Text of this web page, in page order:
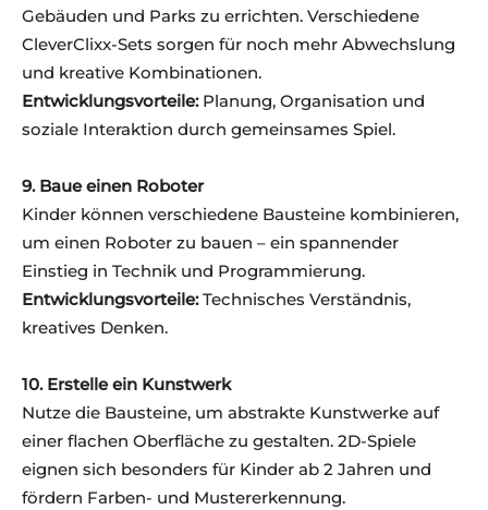
Gebäuden und Parks zu errichten. Verschiedene
CleverClixx-Sets sorgen für noch mehr Abwechslung
und kreative Kombinationen.
Entwicklungsvorteile:Planung, Organisation und
soziale Interaktion durch gemeinsames Spiel.
9. Baue einen Roboter
Kinder können verschiedene Bausteine kombinieren,
um einen Roboter zu bauen – ein spannender
Einstieg in Technik und Programmierung.
Entwicklungsvorteile:Technisches Verständnis,
kreatives Denken.
10. Erstelle ein Kunstwerk
Nutze die Bausteine, um abstrakte Kunstwerke auf
einer flachen Oberfläche zu gestalten. 2D-Spiele
eignen sich besonders für Kinder ab 2 Jahren und
fördern Farben- und Mustererkennung.